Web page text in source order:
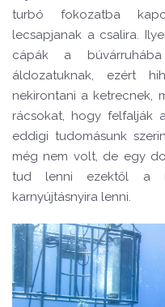
turbó fokozatba
lecsapjanak a csalira.
cápák a
áldozatuknak, ezért
nekirontani a ketrecnek,
rácsokat, hogy felfalják
eddigi tudomásunk
még nem volt, de egy
tud lenni ezektől a
karnyújtásnyira lenni.